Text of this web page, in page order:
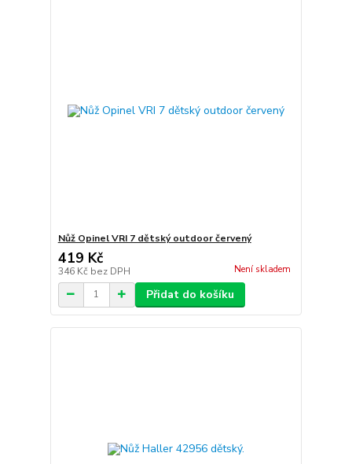
Nůž Opinel VRI 7 dětský outdoor červený
419 Kč
346 Kč bez DPH Není skladem
Přidat do košíku